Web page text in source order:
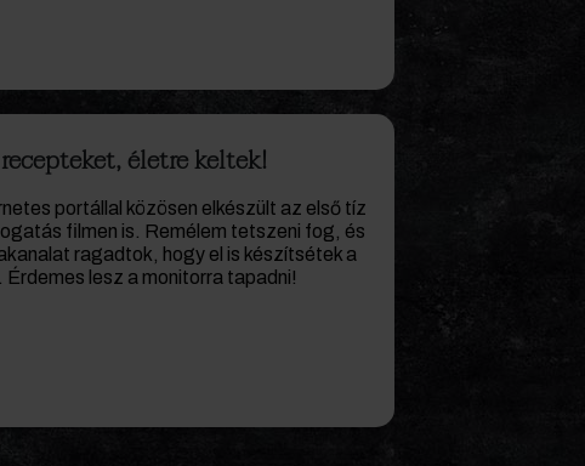
életre keltek!
portállal közösen elkészült az első tíz
filmen is. Remélem tetszeni fog, és
ragadtok, hogy el is készítsétek a
lesz a monitorra tapadni!